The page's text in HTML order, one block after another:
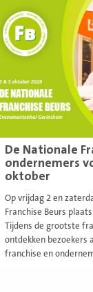
De Nationale
ondernemers
oktober
Op vrijdag 2 en
Franchise Beurs
Tijdens de grootste
ontdekken bezoekers
franchise en